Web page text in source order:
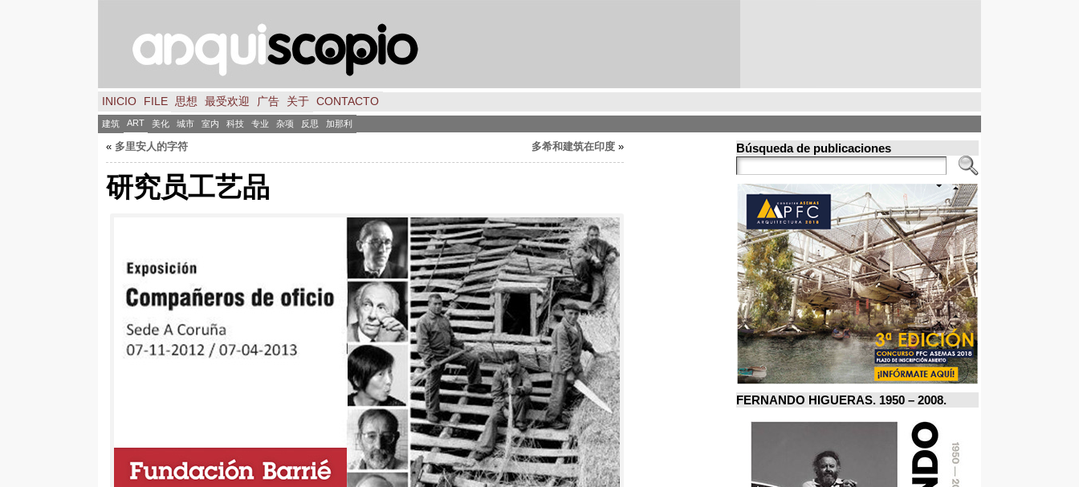
INICIO FILE 思想 最受欢迎 广告 关于 CONTACTO
建筑 ART 美化 城市 室内 科技 专业 杂项 反思 加那利
« 多里安人的字符 多希和建筑在印度 »
研究员工艺品
Búsqueda de publicaciones
FERNANDO HIGUERAS. 1950 – 2008.